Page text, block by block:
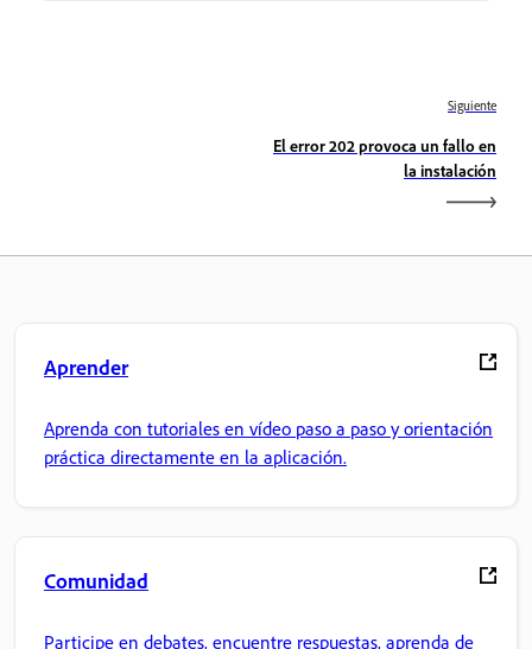
Siguiente
El error 202 provoca un fallo en
la instalación
Aprender
Aprenda con tutoriales en vídeo paso a paso y orientación
práctica directamente en la aplicación.
Comunidad
Participe en debates, encuentre respuestas, aprenda de